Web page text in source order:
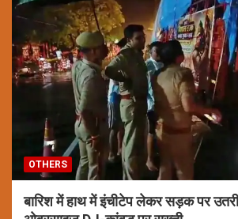
OTHERS
बारिश में हाथ में इंचीटेप लेकर सड़क पर